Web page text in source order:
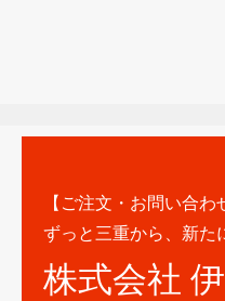
【ご注文・お問い合わ
ずっと三重から、新た
株式会社